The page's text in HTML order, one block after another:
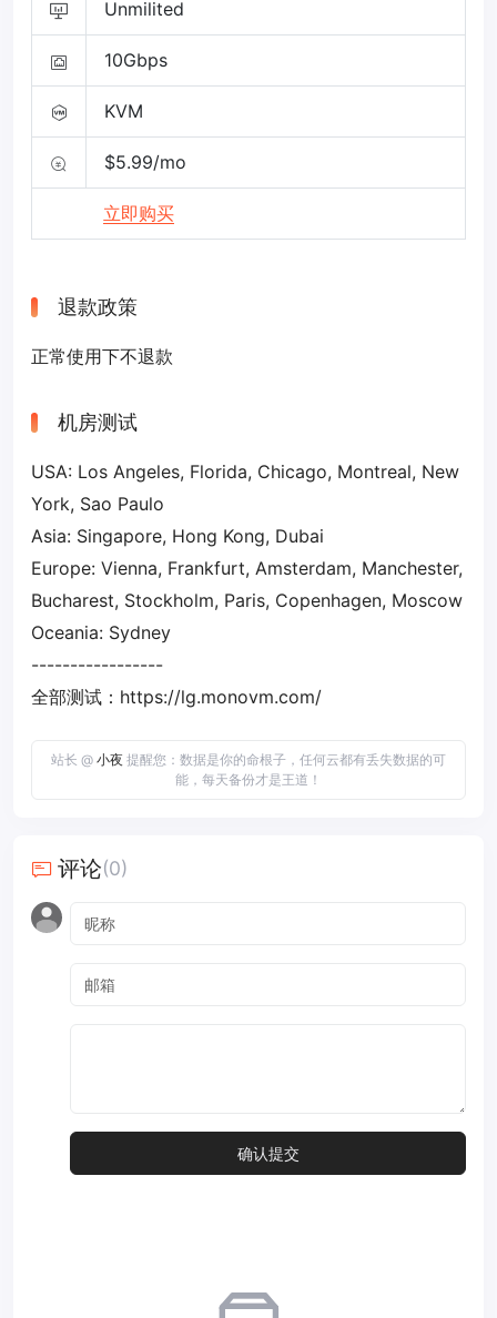
Unmilited
10Gbps
KVM
$5.99/mo
立即购买
退款政策
正常使用下不退款
机房测试
USA: Los Angeles, Florida, Chicago, Montreal, New
York, Sao Paulo
Asia: Singapore, Hong Kong, Dubai
Europe: Vienna, Frankfurt, Amsterdam, Manchester,
Bucharest, Stockholm, Paris, Copenhagen, Moscow
Oceania: Sydney
-----------------
全部测试：https://lg.monovm.com/
站长 @ 小夜 提醒您：数据是你的命根子，任何云都有丢失数据的可
能，每天备份才是王道！
评论(0)